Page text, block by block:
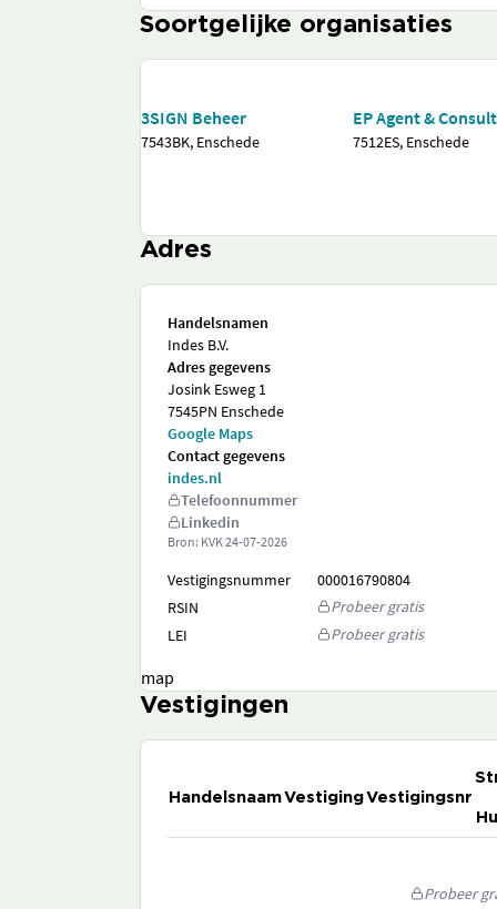
Soortgelijke organisaties
3SIGN Beheer
7543BK, Enschede
EP Agent &
7512ES, Enschede
Adres
Handelsnamen
Indes B.V.
Adres gegevens
Josink Esweg 1
7545PN Enschede
Google Maps
Contact gegevens
indes.nl
Telefoonnummer
Linkedin
Bron: KVK24-07-2026
Vestigingsnummer
000016790804
RSIN
Probeer gratis
LEI
Probeer gratis
map
Vestigingen
HandelsnaamVestigingVestigingsnr
Probeer